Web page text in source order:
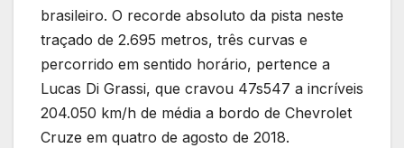
brasileiro. O recorde absoluto da pista neste
traçado de 2.695 metros, três curvas e
percorrido em sentido horário, pertence a
Lucas Di Grassi, que cravou 47s547 a incríveis
204.050 km/h de média a bordo de Chevrolet
Cruze em quatro de agosto de 2018.